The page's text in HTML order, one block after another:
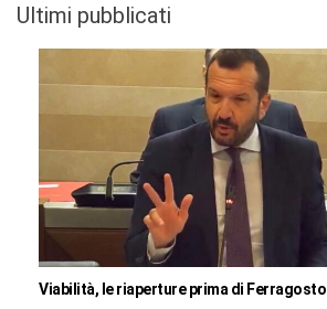
Ultimi pubblicati
Viabilità, le riaperture prima di Ferragosto